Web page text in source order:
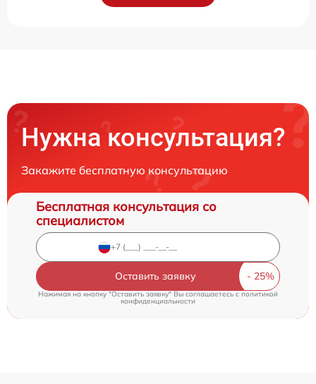
Нужна консультация?
Закажите бесплатную консультацию
Бесплатная консультация со
специалистом
Оставить заявку
Нажимая на кнопку "Оставить заявку" Вы соглашаетесь cполитикой
конфиденциальности